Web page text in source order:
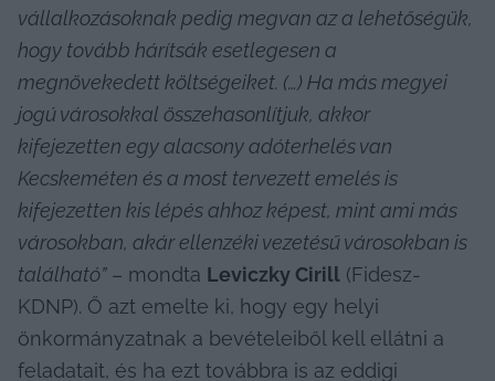
vállalkozásoknak pedig megvan az a lehetőségük,
hogy tovább hárítsák esetlegesen a
megnövekedett költségeiket. (…) Ha más megyei
jogú városokkal összehasonlítjuk, akkor
kifejezetten egy alacsony adóterhelés van
Kecskeméten és a most tervezett emelés is
kifejezetten kis lépés ahhoz képest, mint ami más
városokban, akár ellenzéki vezetésű városokban is
található” – mondta Leviczky Cirill (Fidesz-
KDNP). Ő azt emelte ki, hogy egy helyi
önkormányzatnak a bevételeiből kell ellátni a
feladatait, és ha ezt továbbra is az eddigi